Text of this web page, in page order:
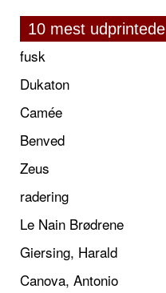
10 mest udprintede
fusk
Dukaton
Camée
Benved
Zeus
radering
Le Nain Brødrene
Giersing, Harald
Canova, Antonio